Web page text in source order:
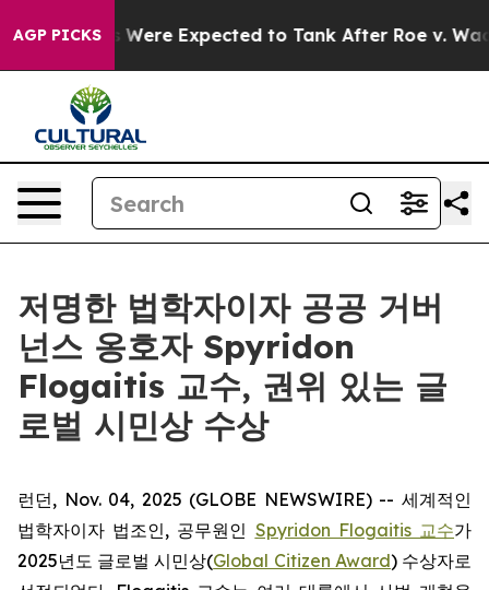
AGP PICKS
Rates Were Expected to Tank After Roe v.
저명한 법학자이자 공공 거버
넌스 옹호자 Spyridon
Flogaitis 교수, 권위 있는 글
로벌 시민상 수상
런던, Nov. 04, 2025 (GLOBE NEWSWIRE) -- 세계적인
법학자이자 법조인, 공무원인 Spyridon Flogaitis 교수가
2025년도 글로벌 시민상(Global Citizen Award) 수상자로